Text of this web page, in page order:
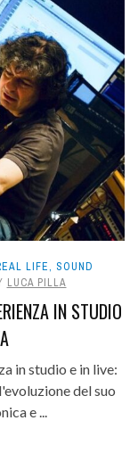
LIFE, SOUND
LUCA PILLA
IN STUDIO
in studio e in live:
del suo
e ...